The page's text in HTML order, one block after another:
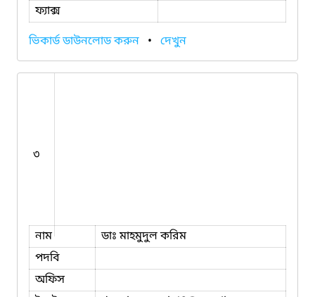
ফ্যাক্স
ভিকার্ড ডাউনলোড করুন • দেখুন
৩
নাম
ডাঃ মাহমুদুল করিম
পদবি
অফিস